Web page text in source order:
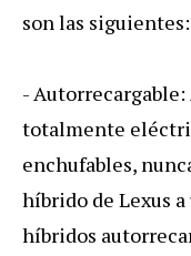
son las siguientes:
-
totalmente
enchufables,
híbrido de Lexus
híbridos